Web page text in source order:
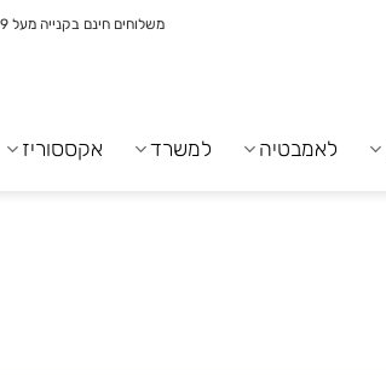
משלוחים חינם בקנייה מעל 399 ש"ח לא כולל ריהוט
לאמבטיה למשרד אקססוריז